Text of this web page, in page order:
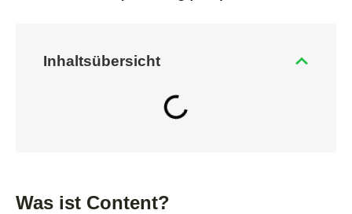
Inhalts­übersicht
Was ist Content?